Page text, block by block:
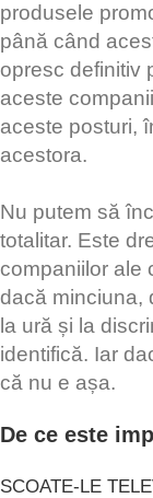
produsele
până când
opresc definitiv
aceste
aceste posturi,
acestora.
Nu putem să
totalitar. Este
companiilor ale
dacă minciuna,
la ură și la
identifică. Iar
că nu e așa.
De ce este
SCOATE-LE